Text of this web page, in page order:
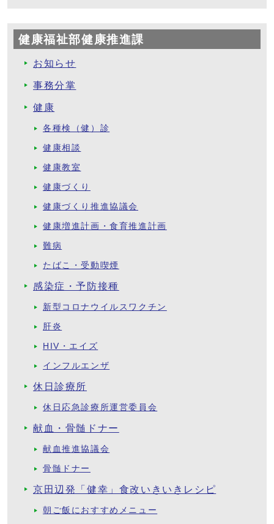
健康福祉部健康推進課
お知らせ
事務分掌
健康
各種検（健）診
健康相談
健康教室
健康づくり
健康づくり推進協議会
健康増進計画・食育推進計画
難病
たばこ・受動喫煙
感染症・予防接種
新型コロナウイルスワクチン
肝炎
HIV・エイズ
インフルエンザ
休日診療所
休日応急診療所運営委員会
献血・骨髄ドナー
献血推進協議会
骨髄ドナー
京田辺発「健幸」食改いきいきレシピ
朝ご飯におすすめメニュー